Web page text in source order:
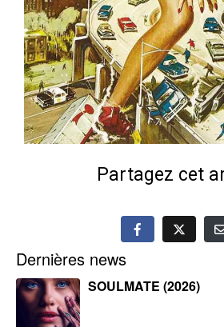
Partagez cet
Dernières news
SOULMATE (2026)